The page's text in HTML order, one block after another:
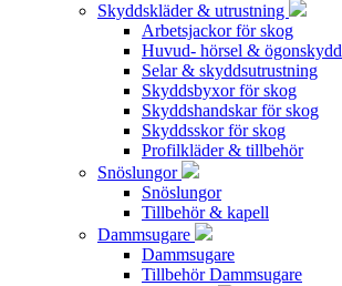
Skyddskläder & utrustning
Arbetsjackor för skog
Huvud- hörsel & ögonskydd
Selar & skyddsutrustning
Skyddsbyxor för skog
Skyddshandskar för skog
Skyddsskor för skog
Profilkläder & tillbehör
Snöslungor
Snöslungor
Tillbehör & kapell
Dammsugare
Dammsugare
Tillbehör Dammsugare